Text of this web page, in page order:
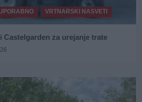
VRTNARSKI NASVETI
za urejanje trate